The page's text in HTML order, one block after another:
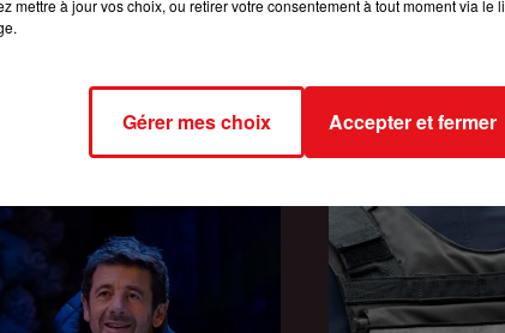
FM VOUS OFFRE VOTRE PASS
INCENDIES : 184
DEPUIS DÉBUT
mettre à jour vos choix, ou retirer votre consentement à tout moment via le
Gérer mes choix Accepter et fermer